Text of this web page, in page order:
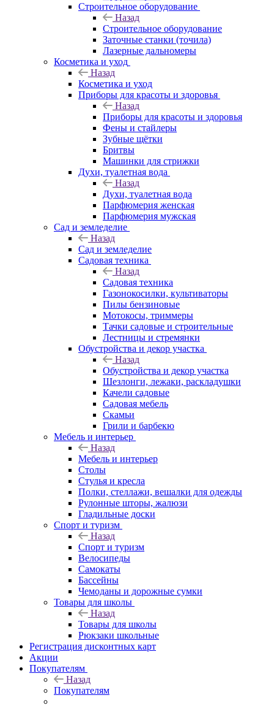
Строительное оборудование
Назад
Строительное оборудование
Заточные станки (точила)
Лазерные дальномеры
Косметика и уход
Назад
Косметика и уход
Приборы для красоты и здоровья
Назад
Приборы для красоты и здоровья
Фены и стайлеры
Зубные щётки
Бритвы
Машинки для стрижки
Духи, туалетная вода
Назад
Духи, туалетная вода
Парфюмерия женская
Парфюмерия мужская
Сад и земледелие
Назад
Сад и земледелие
Садовая техника
Назад
Садовая техника
Газонокосилки, культиваторы
Пилы бензиновые
Мотокосы, триммеры
Тачки садовые и строительные
Лестницы и стремянки
Обустройства и декор участка
Назад
Обустройства и декор участка
Шезлонги, лежаки, раскладушки
Качели садовые
Садовая мебель
Скамьи
Грили и барбекю
Мебель и интерьер
Назад
Мебель и интерьер
Столы
Стулья и кресла
Полки, стеллажи, вешалки для одежды
Рулонные шторы, жалюзи
Гладильные доски
Спорт и туризм
Назад
Спорт и туризм
Велосипеды
Самокаты
Бассейны
Чемоданы и дорожные сумки
Товары для школы
Назад
Товары для школы
Рюкзаки школьные
Регистрация дисконтных карт
Акции
Покупателям
Назад
Покупателям